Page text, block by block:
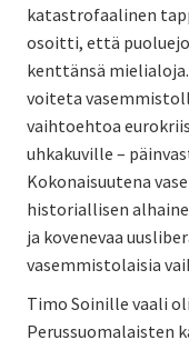
katastrofaalinen
osoitti, että
kenttänsä
voiteta
vaihtoehtoa
uhkakuville –
Kokonaisuutena
historiallisen
ja kovenevaa
vasemmistolaisia
Timo Soinille vaali
Perussuomalaisten